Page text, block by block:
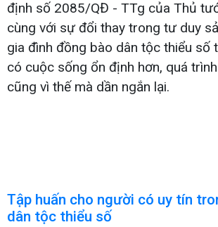
định số 2085/QĐ - TTg của Thủ
cùng với sự đổi thay trong tư duy
gia đình đồng bào dân tộc thiểu số
có cuộc sống ổn định hơn, quá
cũng vì thế mà dần ngắn lại.
Tập huấn cho người có uy tín
dân tộc thiểu số